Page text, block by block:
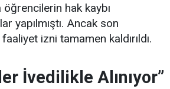
hak kaybı
yapılmıştı. Ancak son
izni tamamen kaldırıldı.
İvedilikle Alınıyor”